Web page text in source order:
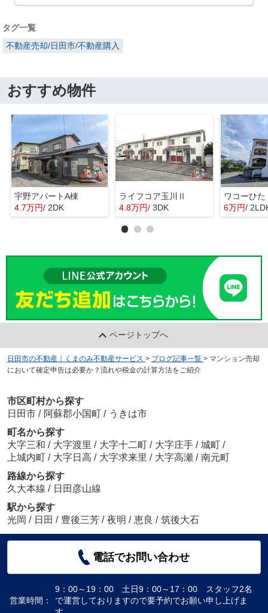
タグ一覧
不動産売却/日田市/不動産購入
おすすめ物件
宇野アパートA棟
4.7万円/ 2DK
ライフコア玉川Ⅱ
4.8万円/ 3DK
ワコーひた
6万円/
ページトップへ
日田市の不動産｜くまのみ不動産サービス > ブログ記事一覧 > マンション売却
において確定申告は必要か？流れや税金の計算方法をご紹介
市区町村から探す
日田市 / 阿蘇郡小国町 / うきは市
町名から探す
大字三和 / 大字渡里 / 大字十二町 / 大字庄手 / 城町 /
上城内町 / 大字日高 / 大字求来里 / 大字高瀬 / 南元町
路線から探す
久大本線 / 日田彦山線
駅から探す
光岡 / 日田 / 豊後三芳 / 夜明 / 恵良 / 筑後大石
電話でお問い合わせ
営業時間：
9：00～19：00 土日9：00～17：00 スタッフ2名
で運営しておりますので要予約でお願い申し上げま